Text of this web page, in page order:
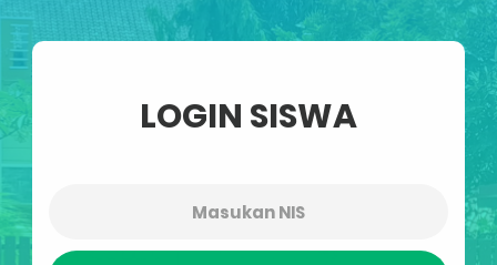
LOGIN SISWA